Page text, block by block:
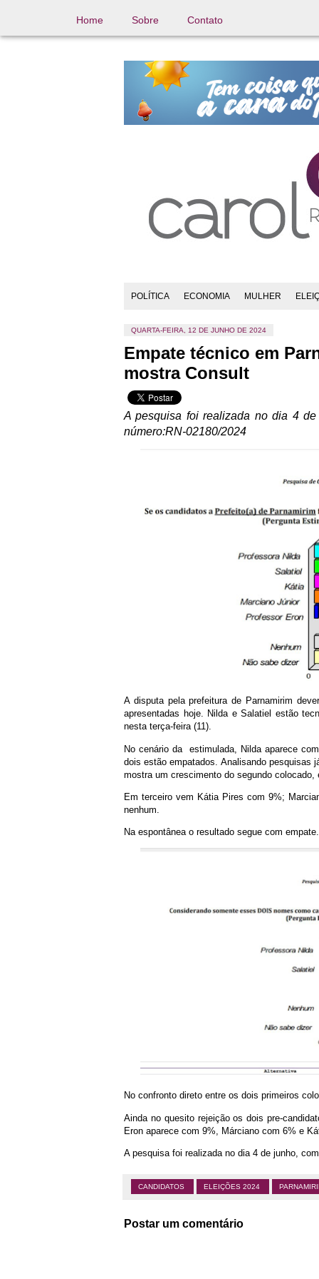
Home Sobre Contato
POLÍTICA ECONOMIA MULHER
QUARTA-FEIRA, 12 DE JUNHO DE 2024
Empate técnico em
mostra Consult
A pesquisa foi realizada no dia 4
número:RN-02180/2024
A disputa pela prefeitura de Parnamirim
apresentadas hoje. Nilda e Salatiel estão
nesta terça-feira (11).
No cenário da estimulada, Nilda aparece
dois estão empatados. Analisando pesquisas
mostra um crescimento do segundo
Em terceiro vem Kátia Pires com 9%;
nenhum.
Na espontânea o resultado segue com
No confronto direto entre os dois primeiros
Ainda no quesito rejeição os dois pre-
Eron aparece com 9%, Márciano com 6% e
A pesquisa foi realizada no dia 4 de junho,
CANDIDATOS ELEIÇÕES 2024
Postar um comentário